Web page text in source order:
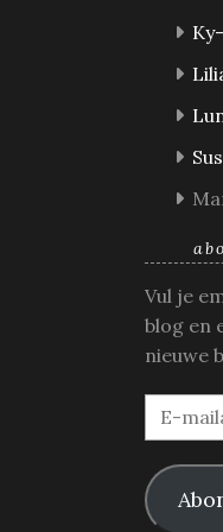
Vul je
blog en
nieuwe
E-